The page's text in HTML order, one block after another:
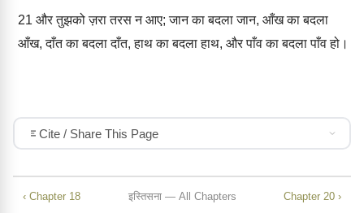
21 और तुझको ज़रा तरस न आए; जान का बदला जान, आँख का बदला
आँख, दाँत का बदला दाँत, हाथ का बदला हाथ, और पाँव का बदला पाँव हो।
Cite / Share This Page
‹ Chapter 18 इस्तिसना — All Chapters Chapter 20 ›